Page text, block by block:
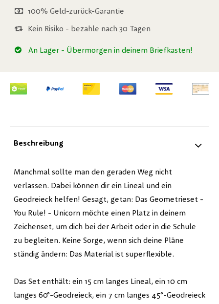
100% Geld-zurück-Garantie
Kein Risiko - bezahle nach 30 Tagen
An Lager - Übermorgen in deinem Briefkasten!
Beschreibung
Manchmal sollte man den geraden Weg nicht
verlassen. Dabei können dir ein Lineal und ein
Geodreieck helfen! Gesagt, getan: Das Geometrieset -
You Rule! - Unicorn möchte einen Platz in deinem
Zeichenset, um dich bei der Arbeit oder in die Schule
zu begleiten. Keine Sorge, wenn sich deine Pläne
ständig ändern: Das Material ist superflexible.
Das Set enthält: ein 15 cm langes Lineal, ein 10 cm
langes 60°-Geodreieck, ein 7 cm langes 45°-Geodreieck